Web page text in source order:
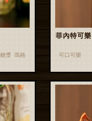
漿 瑪格
菲內特可
可口可樂